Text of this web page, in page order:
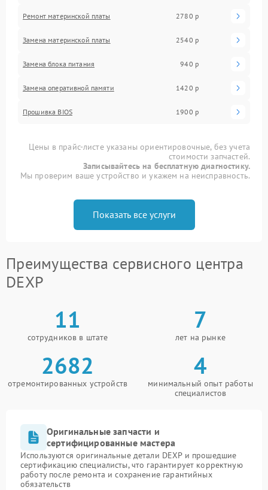
Ремонт материнской платы 2780 р
Замена материнской платы 2540 р
Замена блока питания 940 р
Замена оперативной памяти 1420 р
Прошивка BIOS 1900 р
Цены в прайс-листе указаны ориентировочные, без учета
стоимости запчастей.
Записывайтесь на бесплатную диагностику.
Мы проверим ваше устройство и укажем на неисправность.
Показать все услуги
Преимущества сервисного центра
DEXP
11
сотрудников в штате
7
лет на рынке
2682
отремонтированных устройств
4
минимальный опыт работы
специалистов
Оригинальные запчасти и
сертифицированные мастера
Используются оригинальные детали DEXP и прошедшие
сертификацию специалисты, что гарантирует корректную
работу после ремонта и сохранение гарантийных
обязательств